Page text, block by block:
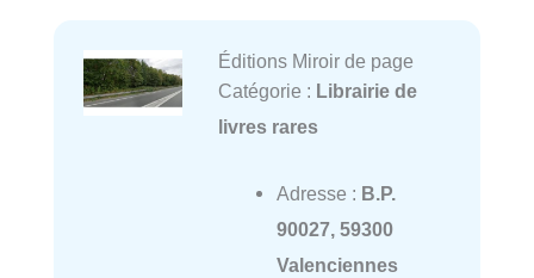
Éditions Miroir de page
Catégorie : Librairie de
livres rares
Adresse : B.P.
90027, 59300
Valenciennes